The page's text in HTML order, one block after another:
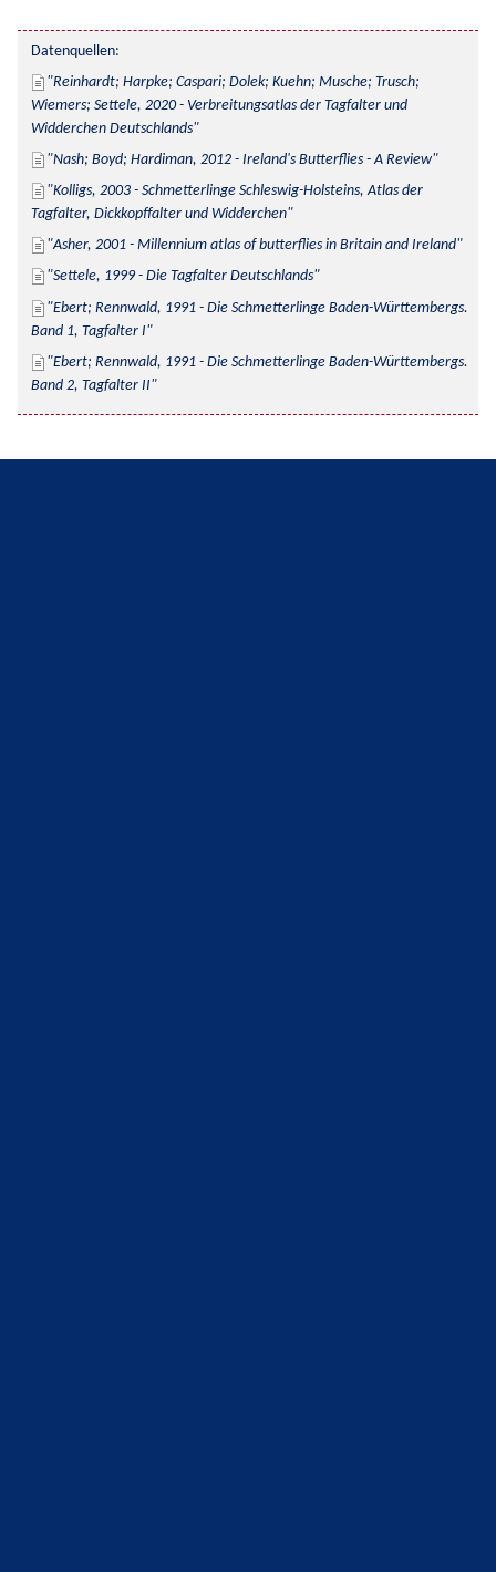
Datenquellen:
Reinhardt; Harpke; Caspari; Dolek; Kuehn; Musche; Trusch;
Wiemers; Settele, 2020 - Verbreitungsatlas der Tagfalter und
Widderchen Deutschlands
Nash; Boyd; Hardiman, 2012 - Ireland's Butterflies - A Review
Kolligs, 2003 - Schmetterlinge Schleswig-Holsteins, Atlas der
Tagfalter, Dickkopffalter und Widderchen
Asher, 2001 - Millennium atlas of butterflies in Britain and Ireland
Settele, 1999 - Die Tagfalter Deutschlands
Ebert; Rennwald, 1991 - Die Schmetterlinge Baden-Württembergs.
Band 1, Tagfalter I
Ebert; Rennwald, 1991 - Die Schmetterlinge Baden-Württembergs.
Band 2, Tagfalter II